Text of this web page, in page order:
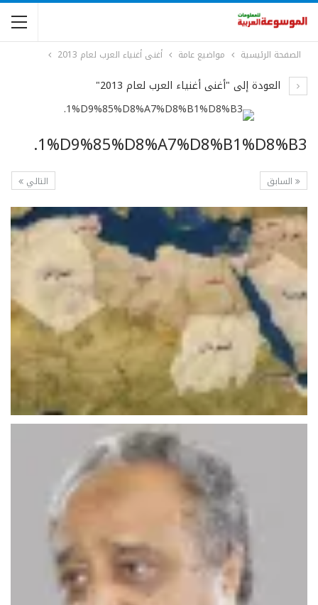
الصفحة الرئيسية مواضيع عامة أغنى أغنياء العرب لعام 2013
العودة إلى "أغنى أغنياء العرب لعام 2013"
1%D9%85%D8%A7%D8%B1%D8%B3.
التالي السابق